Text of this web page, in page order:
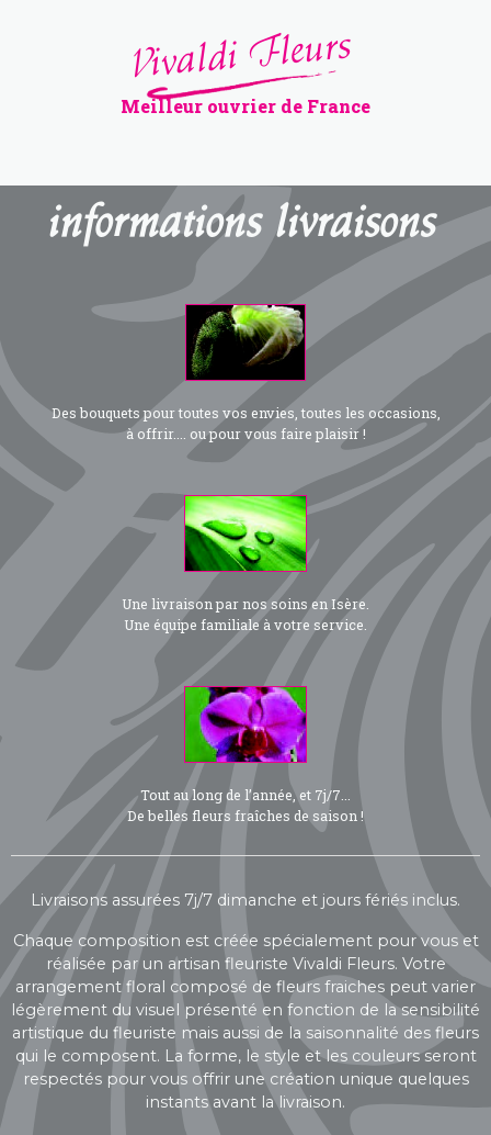
Vivaldi Fleurs
Meilleur ouvrier de France
informations livraisons
Des bouquets pour toutes vos envies, toutes les occasions,
à offrir.... ou pour vous faire plaisir !
Une livraison par nos soins en Isère.
Une équipe familiale à votre service.
Tout au long de l’année, et 7j/7...
De belles fleurs fraîches de saison !
Livraisons assurées 7j/7 dimanche et jours fériés inclus.
Chaque composition est créée spécialement pour vous et
réalisée par un artisan fleuriste Vivaldi Fleurs. Votre
arrangement floral composé de fleurs fraiches peut varier
légèrement du visuel présenté en fonction de la sensibilité
artistique du fleuriste mais aussi de la saisonnalité des fleurs
qui le composent. La forme, le style et les couleurs seront
respectés pour vous offrir une création unique quelques
instants avant la livraison.